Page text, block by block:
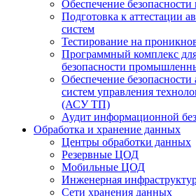
Обеспечение
Подготовка к аттестации
систем
Тестирование на
Программный комплекс
безопасности
Обеспечение
систем управления
(АСУ ТП)
Аудит информационной
Обработка и хранение данных
Центры обработки данных
Резервные ЦОД
Мобильные ЦОД
Инженерная
Сети хранения данных